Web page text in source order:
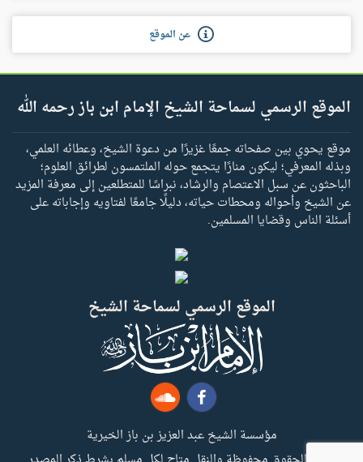
عن الموقع
الموقع الرسمي لسماحة الشيخ الإمام ابن باز رحمه الله
موقع يحوي بين صفحاته جمعًا غزيرًا من دعوة الشيخ، وعطائه العلمي،
وبذله المعرفي؛ ليكون منارًا يتجمع حوله الملتمسون لطرائق العلوم؛
الباحثون عن سبل الاعتصام والرشاد، نبراسًا للمتطلعين إلى معرفة المزيد
عن الشيخ وأحواله ومحطات حياته، دليلًا جامعًا لفتاويه وإجاباته على
أسئلة الناس وقضايا المسلمين.
الموقع الرسمي لسماحة الشيخ
مؤسسة الشيخ عبد العزيز بن باز الخيرية